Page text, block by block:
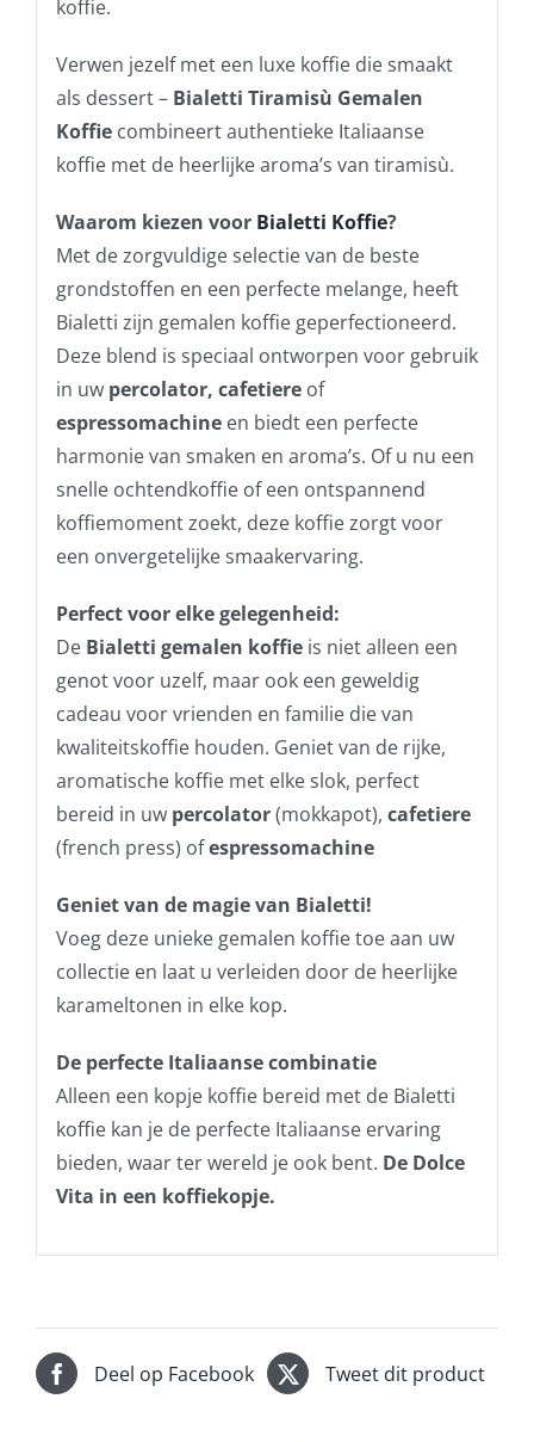
koffie.
Verwen jezelf met een luxe koffie die smaakt
als dessert – Bialetti Tiramisù Gemalen
Koffiecombineert authentieke Italiaanse
koffie met de heerlijke aroma’s van tiramisù.
Waarom kiezen voor Bialetti Koffie?
Met de zorgvuldige selectie van de beste
grondstoffen en een perfecte melange, heeft
Bialetti zijn gemalen koffie geperfectioneerd.
Deze blend is speciaal ontworpen voor gebruik
in uw percolator, cafetiereof
espressomachineen biedt een perfecte
harmonie van smaken en aroma’s. Of u nu een
snelle ochtendkoffie of een ontspannend
koffiemoment zoekt, deze koffie zorgt voor
een onvergetelijke smaakervaring.
Perfect voor elke gelegenheid:
De Bialetti gemalen koffieis niet alleen een
genot voor uzelf, maar ook een geweldig
cadeau voor vrienden en familie die van
kwaliteitskoffie houden. Geniet van de rijke,
aromatische koffie met elke slok, perfect
bereid in uw percolator(mokkapot), cafetiere
(french press) ofespressomachine
Geniet van de magie van Bialetti!
Voeg deze unieke gemalen koffie toe aan uw
collectie en laat u verleiden door de heerlijke
karameltonen in elke kop.
De perfecte Italiaanse combinatie
Alleen een kopje koffie bereid met de Bialetti
koffie kan je de perfecte Italiaanse ervaring
bieden, waar ter wereld je ook bent. De Dolce
Vita in een koffiekopje.
Deel op Facebook Tweet dit product